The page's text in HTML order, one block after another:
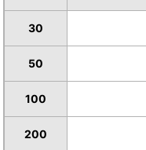
30
50
100
200